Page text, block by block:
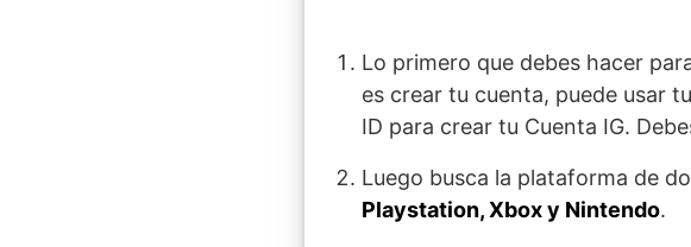
Lo primero que debes hacer
es crear tu cuenta, puede usar
ID para crear tu Cuenta IG.
Luego busca la plataforma de
Playstation, Xbox y Nintendo.